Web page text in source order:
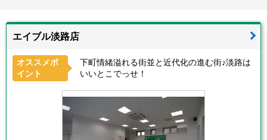
エイブル淡路店
オススメポ
イント
下町情緒溢れる街並と近代化の進む街♪淡路は
いいとこでっせ！